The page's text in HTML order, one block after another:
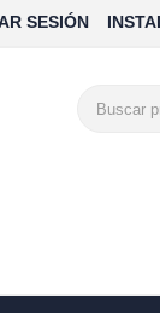
SESIÓN